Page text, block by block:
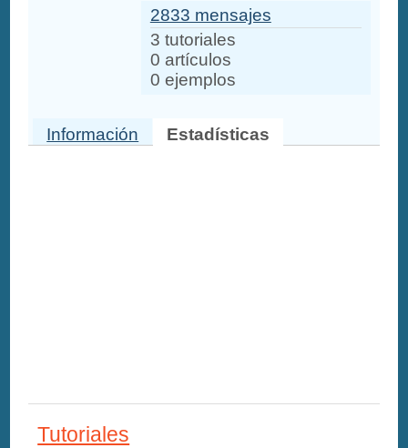
2833 mensajes
3 tutoriales
0 artículos
0 ejemplos
Información Estadísticas
Tutoriales